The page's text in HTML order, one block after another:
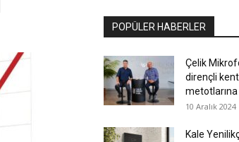
POPÜLER HABERLER
Çelik
dirençli
metotlarına
10 Aralık 2024
Kale